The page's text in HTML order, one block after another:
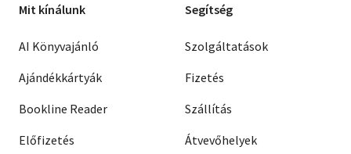
Mit kínálunk
AI Könyvajánló
Ajándékkártyák
Bookline Reader
Előfizetés
Segítség
Szolgáltatások
Fizetés
Szállítás
Átvevőhelyek